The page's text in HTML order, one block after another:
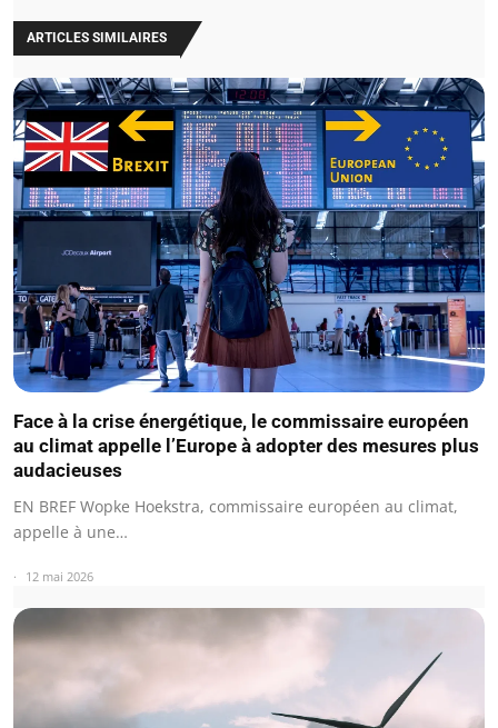
ARTICLES SIMILAIRES
Face à la crise énergétique, le commissaire européen
au climat appelle l’Europe à adopter des mesures plus
audacieuses
EN BREF Wopke Hoekstra, commissaire européen au climat,
appelle à une…
12 mai 2026